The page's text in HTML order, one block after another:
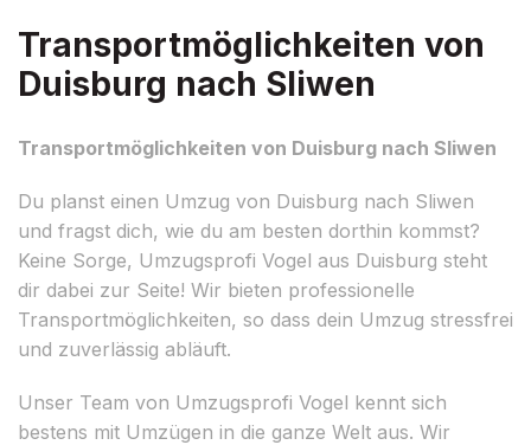
Transportmöglichkeiten von
Duisburg nach Sliwen
Transportmöglichkeiten von Duisburg nach Sliwen
Du planst einen Umzug von Duisburg nach Sliwen
und fragst dich, wie du am besten dorthin kommst?
Keine Sorge, Umzugsprofi Vogel aus Duisburg steht
dir dabei zur Seite! Wir bieten professionelle
Transportmöglichkeiten, so dass dein Umzug stressfrei
und zuverlässig abläuft.
Unser Team von Umzugsprofi Vogel kennt sich
bestens mit Umzügen in die ganze Welt aus. Wir